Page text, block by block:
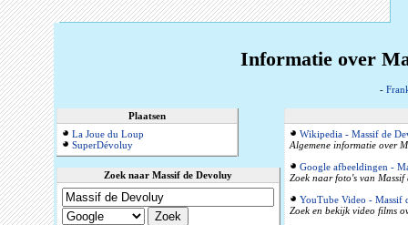
Informatie over
-
Plaatsen
La Joue du Loup
SuperDévoluy
Zoek naar Massif de Devoluy
Wikipedia - Massif de
Algemene informatie over
Google afbeeldingen -
Zoek naar foto's van
YouTube Video - Massif
Zoek en bekijk video films